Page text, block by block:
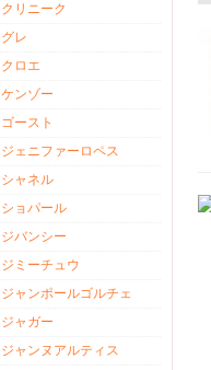
クリニーク
グレ
クロエ
ケンゾー
ゴースト
ジェニファーロペス
シャネル
ショパール
ジバンシー
ジミーチュウ
ジャンポールゴルチェ
ジャガー
ジャンヌアルティス